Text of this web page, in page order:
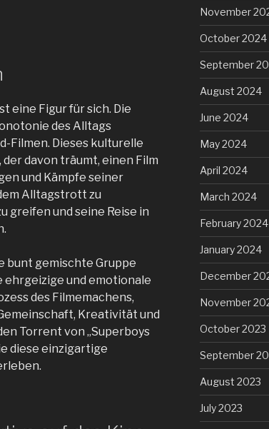
eine Figur für sich. Die
des Alltags
Filmen. Dieses kulturelle
davon träumt, einen Film
und Kämpfe seiner
Alltagstrott zu
greifen und seine Reise in
bunt gemischte Gruppe
ehrgeizige und emotionale
des Filmemachens,
Kreativität und
Torrent von „Superboys
diese einzigartige
November
October 2024
September
August 2024
June 2024
May 2024
April 2024
March 2024
February 2024
January 2024
December
November
October 2023
September
August 2023
July 2023